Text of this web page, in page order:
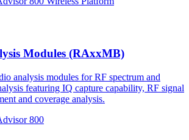
Modules (RAxxMB)
analysis modules for RF spectrum and
featuring IQ capture capability, RF signal
and coverage analysis.